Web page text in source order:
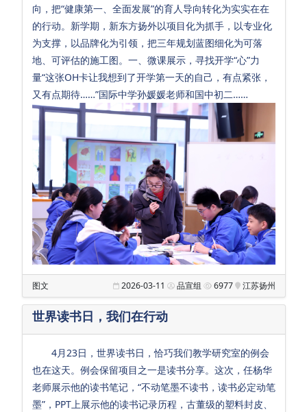
党
团
工
会
招
生
招
聘
校
友
Sub Main
满
天
星
幼
园
小
向，把“健康第一、全面发展”的育人导向转化为实实在在
的行动。新学期，新东方扬外以项目化为抓手，以专业化
为支撑，以品牌化为引领，把三年规划蓝图细化为可落
地、可评估的施工图。一、微课展示，寻找开学“心”力
量“这张OH卡让我想到了开学第一天的自己，有点紧张，
又有点期待……”国际中学孙媛媛老师和国中初二……
图文 2026-03-11 品宣组 6977 江苏扬州
世界读书日，我们在行动
4月23日，世界读书日，恰巧我们教学研究室的例会
也在这天。例会保留项目之一是读书分享。这次，任杨华
老师展示他的读书笔记，“不动笔墨不读书，读书必定动笔
墨”，PPT上展示他的读书记录历程，古董级的塑料封皮、